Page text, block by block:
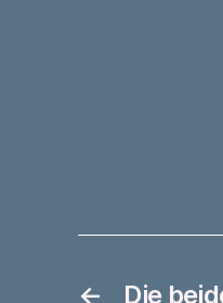
← Die